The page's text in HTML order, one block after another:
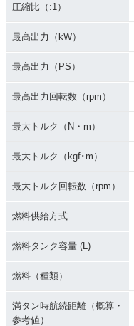
圧縮比（:1）
最高出力（kW）
最高出力（PS）
最高出力回転数（rpm）
最大トルク（N・m）
最大トルク（kgf･m）
最大トルク回転数（rpm）
燃料供給方式
燃料タンク容量 (L)
燃料（種類）
満タン時航続距離（概算・
参考値）